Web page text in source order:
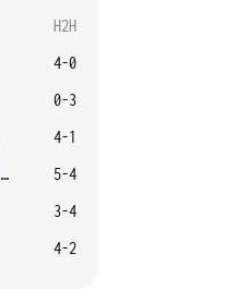
H2H
4-0
0-3
4-1
Alexandrova E.
5-4
3-4
4-2